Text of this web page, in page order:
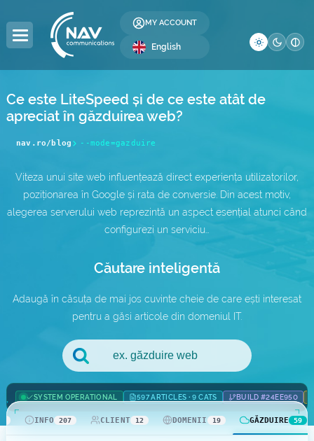
MY ACCOUNT
English
DOMAINS
Domain Transfer
Premium DNS
.ro Domains
.eu Domains
.net Domains
Whois
HOSTING
WordPress Hosting
WordPress Hosting
WooCommerce
Hosting e-Mail
Windows Hosting
SERVERS
Servers DC
VPS Hosting
Multi-Cloud VPS — NEW
Server Administration
COLOCATION
Data Center (DC)
RESELLER
Reseller Domains
Affiliate Program
LICENSES
cPanel Licenses
DirectAdmin Licenses
SECURITY
Website Security
Website Backup
Website Administration
DEVELOPMENT
SEO Optimization
BUSINESS
IP Address Allocation
AS Number Allocation
Backup as a Service
IT Services
COMPANY
Contact
Frequently Asked Questions
Network Statistics
Ce este LiteSpeed și de ce este atât de
apreciat în găzduirea web?
nav.ro/blog --mode=gazduire
Viteza unui site web influențează direct experiența utilizatorilor,
poziționarea în Google și rata de conversie. Din acest motiv,
alegerea serverului web reprezintă un aspect esențial atunci când
configurezi un serviciu…
Căutare inteligentă
Adaugă în căsuța de mai jos cuvinte cheie de care ești interesat
pentru a găsi articole din domeniul IT.
SYSTEM OPERATIONAL 597 ARTICLES · 9 CATS BUILD #24EE950
INFO 207 CLIENT 12 DOMENII 19 GĂZDUIRE 59